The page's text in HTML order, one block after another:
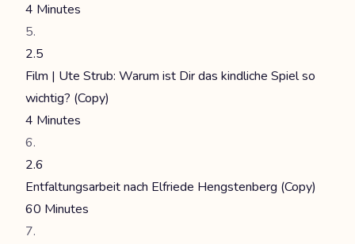
4 Minutes
2.5
Film | Ute Strub: Warum ist Dir das kindliche Spiel so
wichtig? (Copy)
4 Minutes
2.6
Entfaltungsarbeit nach Elfriede Hengstenberg (Copy)
60 Minutes